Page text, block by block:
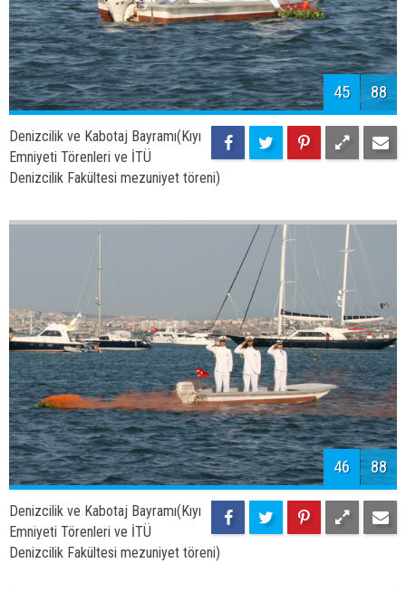
48 88
Denizcilik Fakültesi mezuniyet töreni)
49 88
Denizcilik ve Kabotaj Bayramı(Kıyı